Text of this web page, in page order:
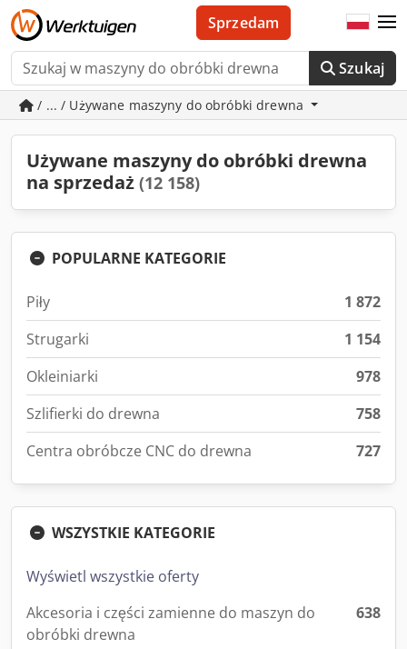
Szukaj
Sprzedam
/ ... / Używane maszyny do obróbki drewna
Używane maszyny do obróbki drewna
na sprzedaż (12 158)
POPULARNE KATEGORIE
Piły
1 872
Strugarki
1 154
Okleiniarki
978
Szlifierki do drewna
758
Centra obróbcze CNC do drewna
727
WSZYSTKIE KATEGORIE
Wyświetl wszystkie oferty
Akcesoria i części zamienne do maszyn do
obróbki drewna
638